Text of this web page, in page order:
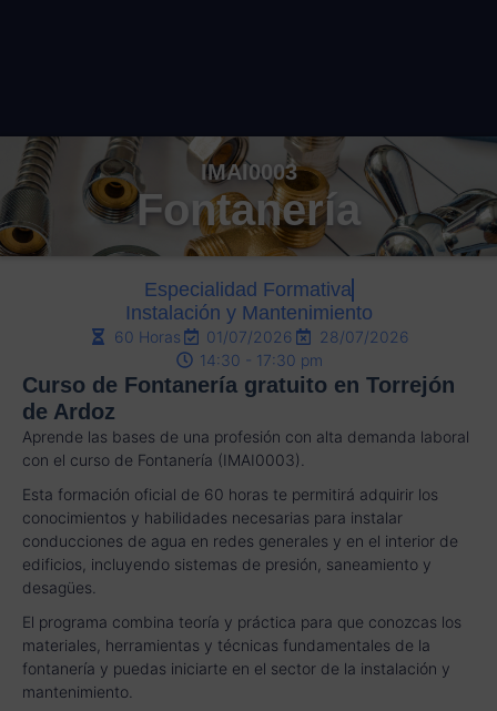
IMAI0003
Fontanería
Especialidad Formativa
Instalación y Mantenimiento
60 Horas 01/07/2026
28/07/2026
14:30 - 17:30 pm
Curso de Fontanería gratuito en Torrejón
de Ardoz
Aprende las bases de una profesión con alta demanda laboral
con el curso de Fontanería (IMAI0003).
Esta formación oficial de 60 horas te permitirá adquirir los
conocimientos y habilidades necesarias para instalar
conducciones de agua en redes generales y en el interior de
edificios, incluyendo sistemas de presión, saneamiento y
desagües.
El programa combina teoría y práctica para que conozcas los
materiales, herramientas y técnicas fundamentales de la
fontanería y puedas iniciarte en el sector de la instalación y
mantenimiento.